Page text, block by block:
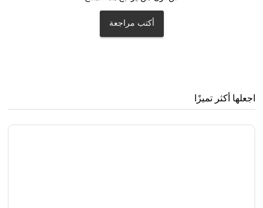
أكتب مراجعة
اجعلها أكثر تميزًا